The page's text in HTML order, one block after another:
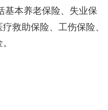
基本养老保险、失业保
救助保险、工伤保险、